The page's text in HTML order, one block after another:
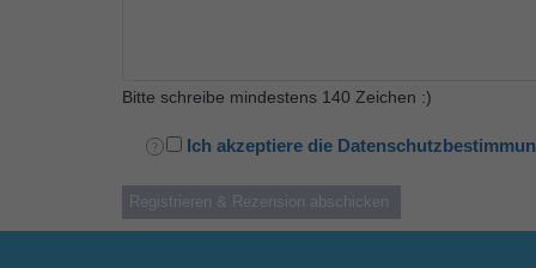
Bitte schreibe mindestens 140 Zeichen :)
Ich akzeptiere die